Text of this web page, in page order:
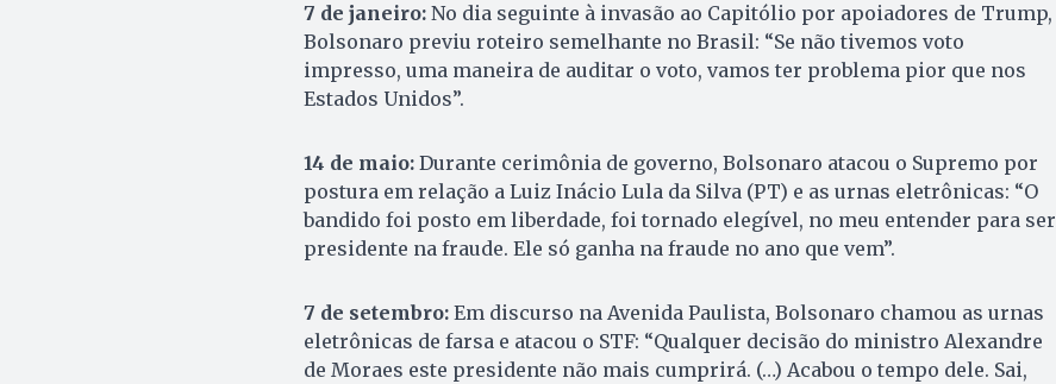
7 de janeiro: No dia seguinte à invasão ao Capitólio por apoiadores de Trump,
Bolsonaro previu roteiro semelhante no Brasil: “Se não tivemos voto
impresso, uma maneira de auditar o voto, vamos ter problema pior que nos
Estados Unidos”.
14 de maio: Durante cerimônia de governo, Bolsonaro atacou o Supremo por
postura em relação a Luiz Inácio Lula da Silva (PT) e as urnas eletrônicas: “O
bandido foi posto em liberdade, foi tornado elegível, no meu entender para ser
presidente na fraude. Ele só ganha na fraude no ano que vem”.
7 de setembro: Em discurso na Avenida Paulista, Bolsonaro chamou as urnas
eletrônicas de farsa e atacou o STF: “Qualquer decisão do ministro Alexandre
de Moraes este presidente não mais cumprirá. (…) Acabou o tempo dele. Sai,